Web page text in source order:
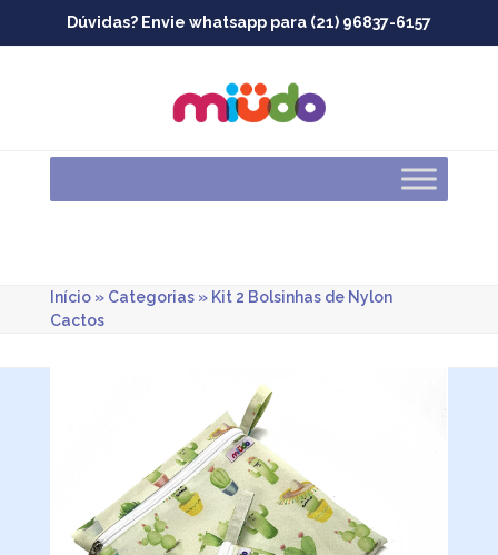
Dúvidas? Envie whatsapp para (21) 96837-6157
Início» Categorias» Kit 2 Bolsinhas de Nylon
Cactos